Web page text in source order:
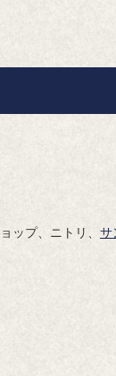
ョップ、ニトリ、 サ